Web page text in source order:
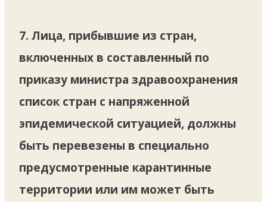
7. Лица, прибывшие из стран,
включенных в составленный по
приказу министра здравоохранения
список стран с напряженной
эпидемической ситуацией, должны
быть перевезены в специально
предусмотренные карантинные
территории или им может быть